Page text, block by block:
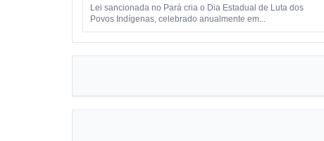
Lei sancionada no Pará cria o Dia Estadual de Luta dos
Povos Indígenas, celebrado anualmente em...